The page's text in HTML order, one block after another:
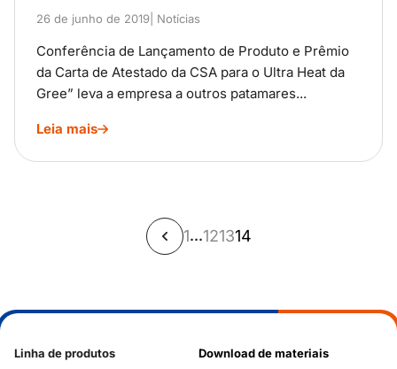
26 de junho de 2019 | Notícias
Conferência de Lançamento de Produto e Prêmio
da Carta de Atestado da CSA para o Ultra Heat da
Gree” leva a empresa a outros patamares...
Leia mais
1…121314
Linha de produtos Download de materiais